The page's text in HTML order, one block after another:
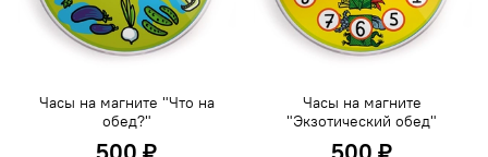
Часы на магните "Что на
обед?"
Часы на магните
"Экзотический обед"